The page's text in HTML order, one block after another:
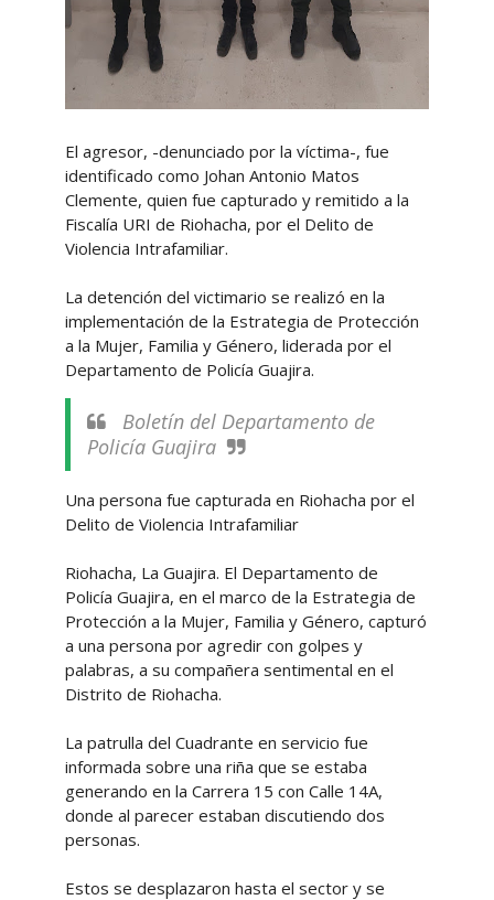
El agresor, -denunciado por la víctima-, fue
identificado como Johan Antonio Matos
Clemente, quien fue capturado y remitido a la
Fiscalía URI de Riohacha, por el Delito de
Violencia Intrafamiliar.
La detención del victimario se realizó en la
implementación de la Estrategia de Protección
a la Mujer, Familia y Género, liderada por el
Departamento de Policía Guajira.
Boletín del Departamento de
Policía Guajira
Una persona fue capturada en Riohacha por el
Delito de Violencia Intrafamiliar
Riohacha, La Guajira. El Departamento de
Policía Guajira, en el marco de la Estrategia de
Protección a la Mujer, Familia y Género, capturó
a una persona por agredir con golpes y
palabras, a su compañera sentimental en el
Distrito de Riohacha.
La patrulla del Cuadrante en servicio fue
informada sobre una riña que se estaba
generando en la Carrera 15 con Calle 14A,
donde al parecer estaban discutiendo dos
personas.
Estos se desplazaron hasta el sector y se